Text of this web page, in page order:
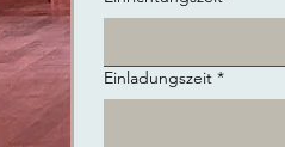
Einladungszeit *